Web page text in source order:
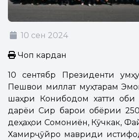
10 сен 2024
Чоп кардан
10 сентябр Президенти
Пешвои миллат муҳтарам
шаҳри Конибодом хатти
дарёи Сир барои обёрии
деҳаҳои Сомониён, Кӯчкак,
Хамирҷӯйро мавриди